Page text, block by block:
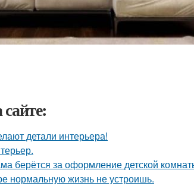
детали интерьера!
берётся за оформление детской
нормальную жизнь не устроишь.